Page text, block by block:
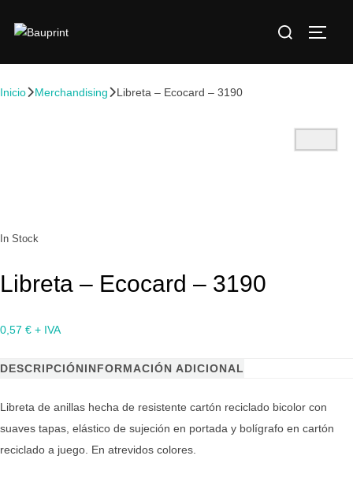
Inicio Merchandising Libreta – Ecocard – 3190
In Stock
Libreta – Ecocard – 3190
0,57 € + IVA
DESCRIPCIÓNINFORMACIÓN ADICIONAL
Libreta de anillas hecha de resistente cartón reciclado bicolor con
suaves tapas, elástico de sujeción en portada y bolígrafo en cartón
reciclado a juego. En atrevidos colores.